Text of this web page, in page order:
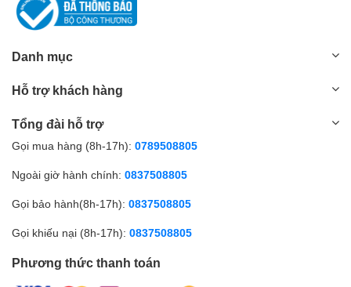
Danh mục
Hỗ trợ khách hàng
Tổng đài hỗ trợ
Gọi mua hàng (8h-17h): 0789508805
Ngoài giờ hành chính: 0837508805
Gọi bảo hành(8h-17h): 0837508805
Gọi khiếu nại (8h-17h): 0837508805
Phương thức thanh toán